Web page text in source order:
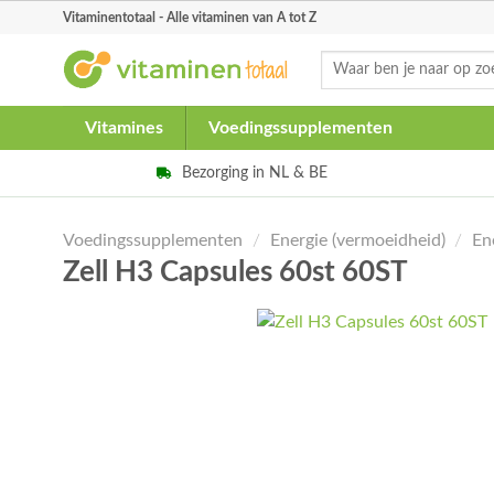
Vitaminentotaal - Alle vitaminen van A tot Z
Zoeken
Vitamines Voedingssupplementen
Bezorging in NL & BE
Voedingssupplementen / Energie (vermoeidheid) /
Zell H3 Capsules 60st 60ST